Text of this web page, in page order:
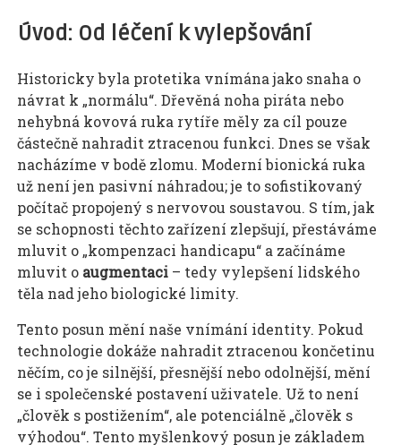
Úvod: Od léčení k vylepšování
Historicky byla protetika vnímána jako snaha o
návrat k „normálu“. Dřevěná noha piráta nebo
nehybná kovová ruka rytíře měly za cíl pouze
částečně nahradit ztracenou funkci. Dnes se však
nacházíme v bodě zlomu. Moderní bionická ruka
už není jen pasivní náhradou; je to sofistikovaný
počítač propojený s nervovou soustavou. S tím, jak
se schopnosti těchto zařízení zlepšují, přestáváme
mluvit o „kompenzaci handicapu“ a začínáme
mluvit o augmentaci – tedy vylepšení lidského
těla nad jeho biologické limity.
Tento posun mění naše vnímání identity. Pokud
technologie dokáže nahradit ztracenou končetinu
něčím, co je silnější, přesnější nebo odolnější, mění
se i společenské postavení uživatele. Už to není
„člověk s postižením“, ale potenciálně „člověk s
výhodou“. Tento myšlenkový posun je základem